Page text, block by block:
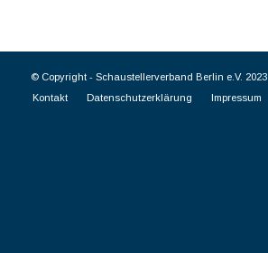
© Copyright - Schaustellerverband Berlin e.V. 2023
Kontakt
Datenschutzerklärung Impressum